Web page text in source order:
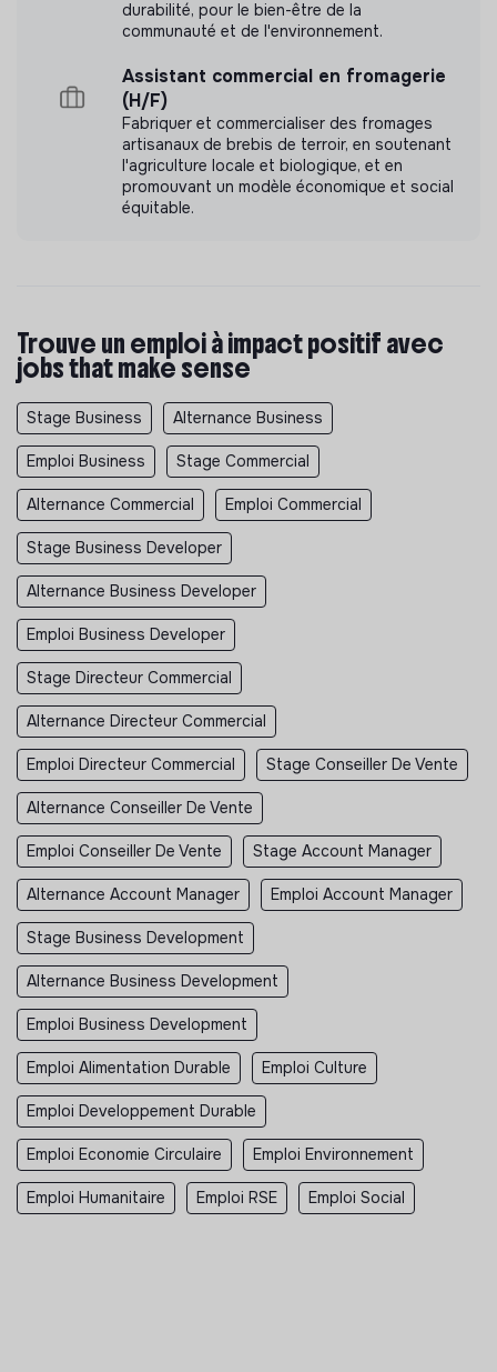
durabilité, pour le bien-être de la
communauté et de l'environnement.
Assistant commercial en fromagerie
(H/F)
Fabriquer et commercialiser des fromages
artisanaux de brebis de terroir, en soutenant
l'agriculture locale et biologique, et en
promouvant un modèle économique et social
équitable.
Trouve un emploi à impact positif avec
jobs that make sense
Stage Business Alternance Business
Emploi Business Stage Commercial
Alternance Commercial Emploi Commercial
Stage Business Developer
Alternance Business Developer
Emploi Business Developer
Stage Directeur Commercial
Alternance Directeur Commercial
Emploi Directeur Commercial Stage Conseiller De Vente
Alternance Conseiller De Vente
Emploi Conseiller De Vente Stage Account Manager
Alternance Account Manager Emploi Account Manager
Stage Business Development
Alternance Business Development
Emploi Business Development
Emploi Alimentation Durable Emploi Culture
Emploi Developpement Durable
Emploi Economie Circulaire Emploi Environnement
Emploi Humanitaire Emploi RSE Emploi Social